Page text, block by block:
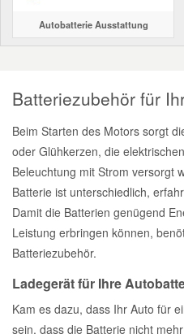
Autobatterie Ausstattung
Batteriezubehör für
Beim Starten des Motors sorgt
oder Glühkerzen, die
Beleuchtung mit Strom versorgt
Batterie ist unterschiedlich,
Damit die Batterien genügend
Leistung erbringen können,
Batteriezubehör.
Ladegerät für Ihre
Kam es dazu, dass Ihr Auto für
sein, dass die Batterie nicht
Heizung und Klimaanlage
Lenkung
Motor
Innenausstattung
Karosserieteile
Räder und Reifen
Montage
Rostlöser
Scheibenkleber
Total Motoröle
Handwerkzeuge
Leitungsverbinder
Motortechnik Werkzeuge
Prüf- & Messwerkzeuge
Reparatur-Zubehör
Werkzeug Karosserie
Druckluft Werkzeuge
Halterung Abgasstrang
Handwerkzeuge
Kfz Spezialwerkzeuge
Leitungsverbinder
Motortechnik Werkzeuge
Glühlampen
Kofferraumwanne
Ladetechnik für
Nachrüstwischer
Pannenhilfe
VW Ersatzteile
Audi Ersatzteile
BMW Ersatzteile
Chevrolet Ersatzteile